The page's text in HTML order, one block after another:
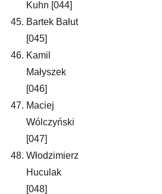
Kuhn [044]
Bartek Bałut
[045]
Kamil
Małyszek
[046]
Maciej
Wólczyński
[047]
Włodzimierz
Huculak
[048]